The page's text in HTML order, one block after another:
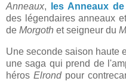
Anneaux, les Anneaux
des légendaires anneaux
de Morgoth et seigneur du
Une seconde saison haute
une saga qui prend de
héros Elrond pour